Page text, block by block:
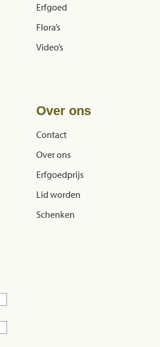
Erfgoed
Flora’s
Video’s
Over ons
Contact
Over ons
Erfgoedprijs
Lid worden
Schenken